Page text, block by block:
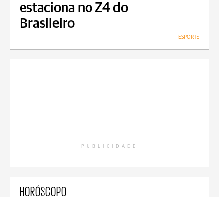
estaciona no Z4 do
Brasileiro
ESPORTE
PUBLICIDADE
HORÓSCOPO